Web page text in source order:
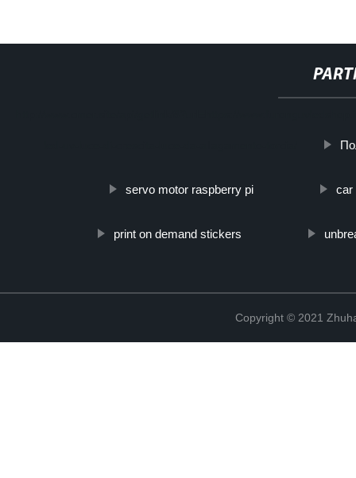
servo motor raspberry pi car
print on demand stickers
Copyright © 2021